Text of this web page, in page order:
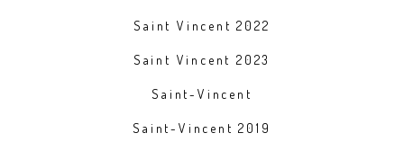
Saint Vincent 2022
Saint Vincent 2023
Saint-Vincent
Saint-Vincent 2019